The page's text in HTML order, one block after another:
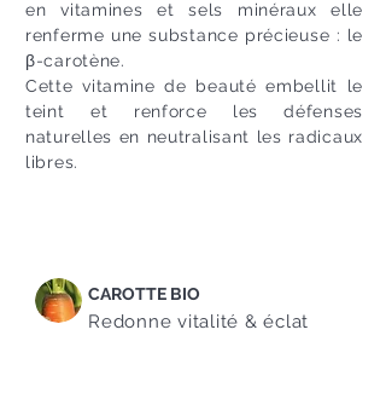
en vitamines et sels minéraux elle
renferme une substance précieuse : le
β-carotène.
Cette vitamine de beauté embellit le
teint et renforce les défenses
naturelles en neutralisant les radicaux
libres.
CAROTTE BIO
Redonne vitalité & éclat